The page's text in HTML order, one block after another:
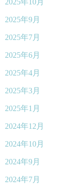
2025年9月
2025年7月
2025年6月
2025年4月
2025年3月
2025年1月
2024年12月
2024年10月
2024年9月
2024年7月